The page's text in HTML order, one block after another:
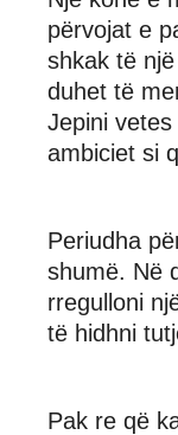
përvojat e
shkak të
duhet të
Jepini
ambiciet si
Periudha
shumë. Në
rregulloni
të hidhni
Pak re që